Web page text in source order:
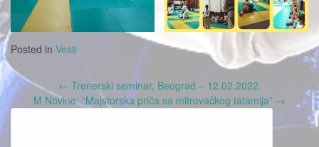
Posted in Vesti
Post
navigation
← Trenerski seminar, Beograd – 12.02.2022.
M Novine: “Majstorska priča sa mitrovačkog tatamija” →